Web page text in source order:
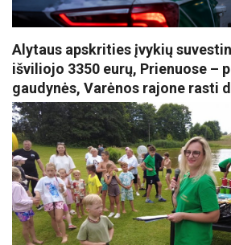
Alytaus apskrities įvykių
išviliojo 3350 eurų, Prienuose –
gaudynės, Varėnos rajone rasti